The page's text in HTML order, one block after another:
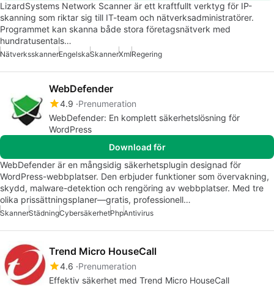
LizardSystems Network Scanner är ett kraftfullt verktyg för IP-
skanning som riktar sig till IT-team och nätverksadministratörer.
Programmet kan skanna både stora företagsnätverk med
hundratusentals…
NätverksskannerEngelskaSkannerXmlRegering
WebDefender
4.9 Prenumeration
WebDefender: En komplett säkerhetslösning för
WordPress
Download för
WebDefender är en mångsidig säkerhetsplugin designad för
WordPress-webbplatser. Den erbjuder funktioner som övervakning,
skydd, malware-detektion och rengöring av webbplatser. Med tre
olika prissättningsplaner—gratis, professionell…
SkannerStädningCybersäkerhetPhpAntivirus
Trend Micro HouseCall
4.6 Prenumeration
Effektiv säkerhet med Trend Micro HouseCall